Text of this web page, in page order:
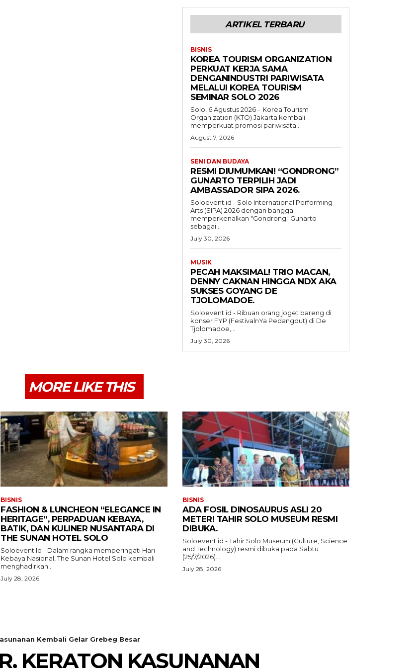
ARTIKEL TERBARU
BISNIS
KOREA TOURISM ORGANIZATION
PERKUAT KERJA SAMA
DENGANINDUSTRI PARIWISATA
MELALUI KOREA TOURISM
SEMINAR SOLO 2026
Solo, 6 Agustus 2026 – Korea Tourism
Organization (KTO) Jakarta kembali
memperkuat promosi pariwisata...
August 7, 2026
SENI DAN BUDAYA
RESMI DIUMUMKAN! “GONDRONG”
GUNARTO TERPILIH JADI
AMBASSADOR SIPA 2026.
Soloevent.id - Solo International Performing
Arts (SIPA) 2026 dengan bangga
memperkenalkan "Gondrong" Gunarto
sebagai...
July 30, 2026
MUSIK
PECAH MAKSIMAL! TRIO MACAN,
DENNY CAKNAN HINGGA NDX AKA
SUKSES GOYANG DE
TJOLOMADOE.
Soloevent.id - Ribuan orang joget bareng di
konser FYP (FestivalnYa Pedangdut) di De
Tjolomadoe,...
July 30, 2026
MORE LIKE THIS
BISNIS
FASHION & LUNCHEON “ELEGANCE IN
HERITAGE”, PERPADUAN KEBAYA,
BATIK, DAN KULINER NUSANTARA DI
THE SUNAN HOTEL SOLO
Soloevent.Id - Dalam rangka memperingati Hari
Kebaya Nasional, The Sunan Hotel Solo kembali
menghadirkan...
July 28, 2026
BISNIS
ADA FOSIL DINOSAURUS ASLI 20
METER! TAHIR SOLO MUSEUM RESMI
DIBUKA.
Soloevent.id - Tahir Solo Museum (Culture, Science
and Technology) resmi dibuka pada Sabtu
(25/7/2026)...
July 28, 2026